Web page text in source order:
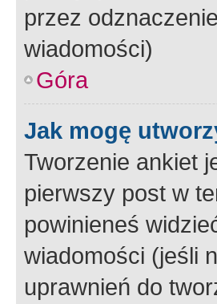
przez
wiadomości)
Góra
Jak mogę
Tworzenie ankiet
pierwszy post w
powinieneś
wiadomości (jeśli
uprawnień do